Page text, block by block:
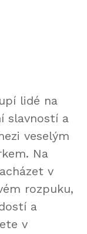
lidé na
slavností a
veselým
Na
v
rozpuku,
a
v